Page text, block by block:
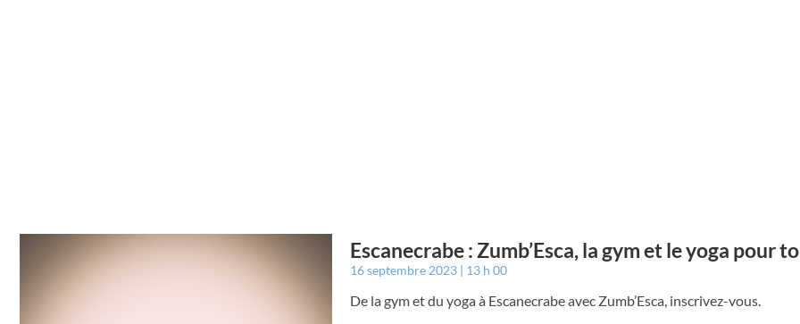
Escanecrabe : Zumb’Esca, la gym et le yoga pour
16 septembre 2023 13 h 00
De la gym et du yoga à Escanecrabe avec Zumb’Esca, inscrivez-vous.